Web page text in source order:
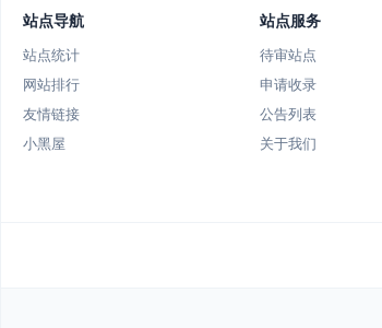
站点导航
站点统计
网站排行
友情链接
小黑屋
站点服务
待审站点
申请收录
公告列表
关于我们